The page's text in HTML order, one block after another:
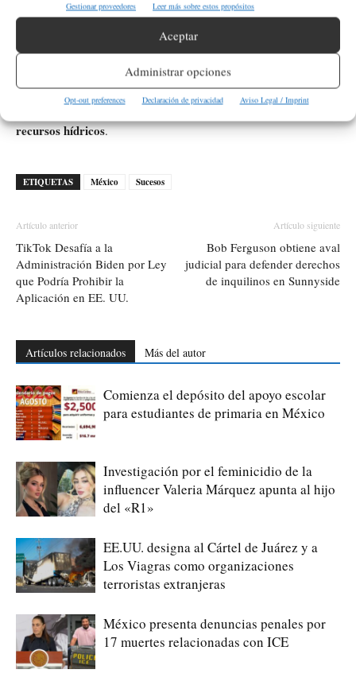
Gestionar proveedores Leer más sobre estos propósitos
Aceptar
Administrar opciones
Opt-out preferences Declaración de privacidad Aviso Legal / Imprint
¿Qué exigen los campesinos a las autoridades
con respecto a Granjas Carroll?
Los campesinos exigen una auditoría y revisión de las
concesiones de agua otorgadas a Granjas Carroll y otras
empresas en la zona, buscando justicia y la protección de sus
recursos hídricos.
ETIQUETAS México Sucesos
Artículo anterior
TikTok Desafía a la
Administración Biden por Ley
que Podría Prohibir la
Aplicación en EE. UU.
Artículo siguiente
Bob Ferguson obtiene aval
judicial para defender derechos
de inquilinos en Sunnyside
Artículos relacionados Más del autor
Comienza el depósito del apoyo escolar
para estudiantes de primaria en México
Investigación por el feminicidio de la
influencer Valeria Márquez apunta al hijo
del «R1»
EE.UU. designa al Cártel de Juárez y a
Los Viagras como organizaciones
terroristas extranjeras
México presenta denuncias penales por
17 muertes relacionadas con ICE